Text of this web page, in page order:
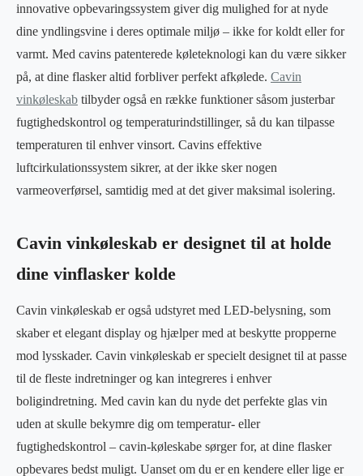
innovative opbevaringssystem giver dig mulighed for at nyde
dine yndlingsvine i deres optimale miljø – ikke for koldt eller for
varmt. Med cavins patenterede køleteknologi kan du være sikker
på, at dine flasker altid forbliver perfekt afkølede. Cavin
vinkøleskab tilbyder også en række funktioner såsom justerbar
fugtighedskontrol og temperaturindstillinger, så du kan tilpasse
temperaturen til enhver vinsort. Cavins effektive
luftcirkulationssystem sikrer, at der ikke sker nogen
varmeoverførsel, samtidig med at det giver maksimal isolering.
Cavin vinkøleskab er designet til at holde
dine vinflasker kolde
Cavin vinkøleskab er også udstyret med LED-belysning, som
skaber et elegant display og hjælper med at beskytte propperne
mod lysskader. Cavin vinkøleskab er specielt designet til at passe
til de fleste indretninger og kan integreres i enhver
boligindretning. Med cavin kan du nyde det perfekte glas vin
uden at skulle bekymre dig om temperatur- eller
fugtighedskontrol – cavin-køleskabe sørger for, at dine flasker
opbevares bedst muligt. Uanset om du er en kendere eller lige er